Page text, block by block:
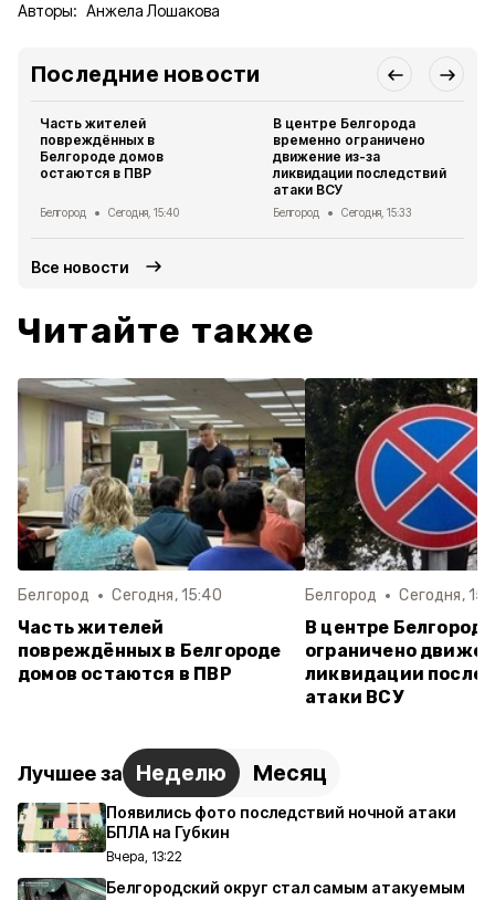
Авторы: Анжела Лошакова
Последние новости
Часть жителей
повреждённых в
Белгороде домов
остаются в ПВР
Белгород Сегодня, 15:40
В центре Белгорода
временно ограничено
движение из-за
ликвидации последствий
атаки ВСУ
Белгород Сегодня, 15:33
Все новости
Читайте также
Белгород Сегодня, 15:40
Часть жителей
повреждённых в Белгороде
домов остаются в ПВР
Белгород Сегодня,
В центре
ограничено
ликвидации
атаки ВСУ
Лучшее за Неделю Месяц
Появились фото последствий ночной атаки
БПЛА на Губкин
Вчера, 13:22
Белгородский округ стал самым атакуемым